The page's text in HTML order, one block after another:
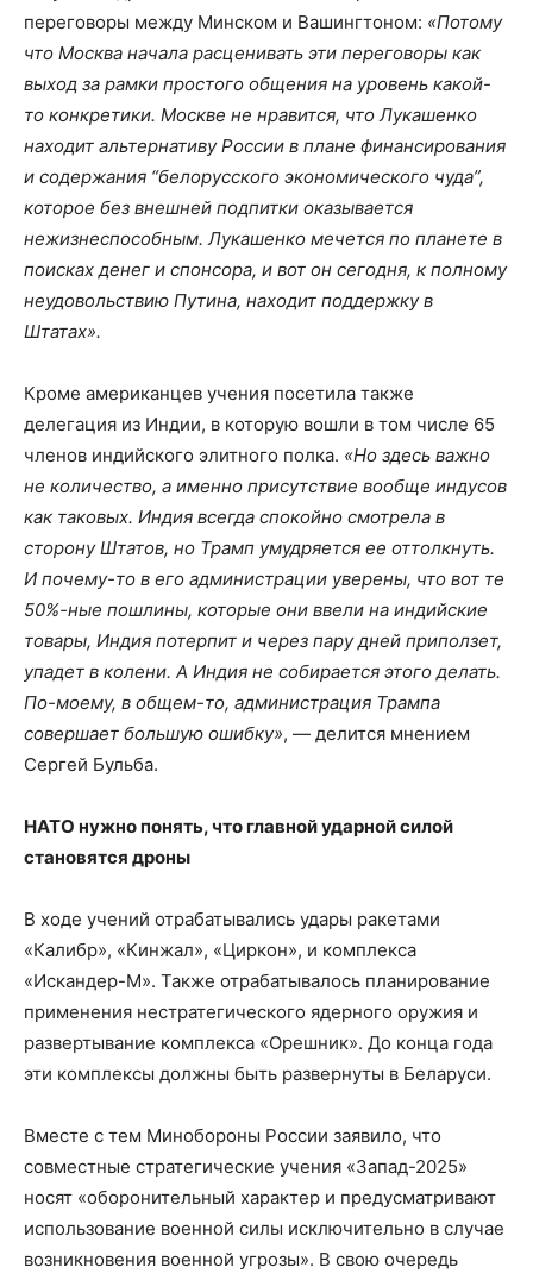
переговоры между Минском и Вашингтоном: «Потому
что Москва начала расценивать эти переговоры как
выход за рамки простого общения на уровень какой-
то конкретики. Москве не нравится, что Лукашенко
находит альтернативу России в плане финансирования
и содержания “белорусского экономического чуда”,
которое без внешней подпитки оказывается
нежизнеспособным. Лукашенко мечется по планете в
поисках денег и спонсора, и вот он сегодня, к полному
неудовольствию Путина, находит поддержку в
Штатах».
Кроме американцев учения посетила также
делегация из Индии, в которую вошли в том числе 65
членов индийского элитного полка. «Но здесь важно
не количество, а именно присутствие вообще индусов
как таковых. Индия всегда спокойно смотрела в
сторону Штатов, но Трамп умудряется ее оттолкнуть.
И почему-то в его администрации уверены, что вот те
50%-ные пошлины, которые они ввели на индийские
товары, Индия потерпит и через пару дней приползет,
упадет в колени. А Индия не собирается этого делать.
По-моему, в общем-то, администрация Трампа
совершает большую ошибку», — делится мнением
Сергей Бульба.
НАТО нужно понять, что главной ударной силой
становятся дроны
В ходе учений отрабатывались удары ракетами
«Калибр», «Кинжал», «Циркон», и комплекса
«Искандер-М». Также отрабатывалось планирование
применения нестратегического ядерного оружия и
развертывание комплекса «Орешник». До конца года
эти комплексы должны быть развернуты в Беларуси.
Вместе с тем Минобороны России заявило, что
совместные стратегические учения «Запад-2025»
носят «оборонительный характер и предусматривают
использование военной силы исключительно в случае
возникновения военной угрозы». В свою очередь